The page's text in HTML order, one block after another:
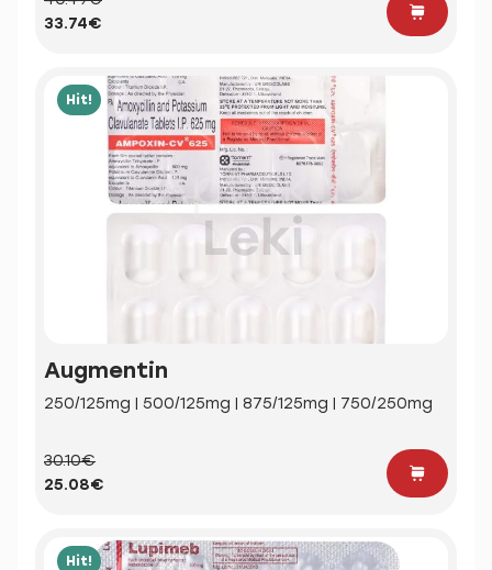
33.74€
Hit!
Augmentin
250/125mg | 500/125mg | 875/125mg | 750/250mg
30.10€
25.08€
Hit!